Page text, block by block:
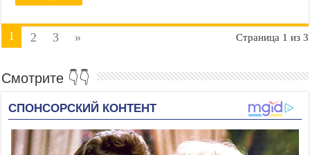
Страница 1 из 3
1 2 3 »
Смотрите 👇👇